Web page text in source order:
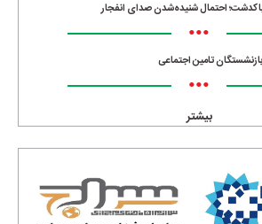
احتمال شنیده‌شدن صدای انفجار
•••
تامین اجتماعی
•••
بیشتر